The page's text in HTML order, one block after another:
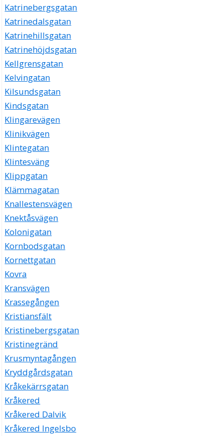
Katrinebergsgatan
Katrinedalsgatan
Katrinehillsgatan
Katrinehöjdsgatan
Kellgrensgatan
Kelvingatan
Kilsundsgatan
Kindsgatan
Klingarevägen
Klinikvägen
Klintegatan
Klintesväng
Klippgatan
Klämmagatan
Knallestensvägen
Knektåsvägen
Kolonigatan
Kornbodsgatan
Kornettgatan
Kovra
Kransvägen
Krassegången
Kristiansfält
Kristinebergsgatan
Kristinegränd
Krusmyntagången
Kryddgårdsgatan
Kråkekärrsgatan
Kråkered
Kråkered Dalvik
Kråkered Ingelsbo